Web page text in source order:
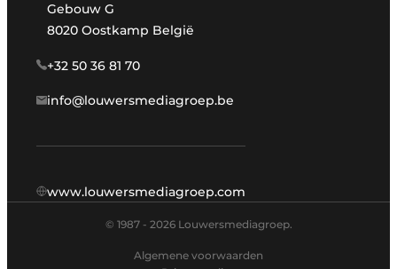
Gebouw G
8020 Oostkamp België
+32 50 36 81 70
info@louwersmediagroep.be
www.louwersmediagroep.com
© 1987 - 2026 Louwersmediagroep.
Algemene voorwaarden